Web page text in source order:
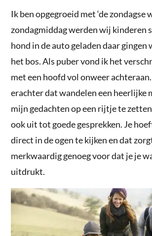
Ik ben opgegroeid met ‘de zondagse
zondagmiddag werden wij kinderen
hond in de auto geladen daar gingen
het bos. Als puber vond ik het
met een hoofd vol onweer
erachter dat wandelen een heerlijke
mijn gedachten op een rijtje te
ook uit tot goede gesprekken. Je
direct in de ogen te kijken en dat
merkwaardig genoeg voor dat je je
uitdrukt.